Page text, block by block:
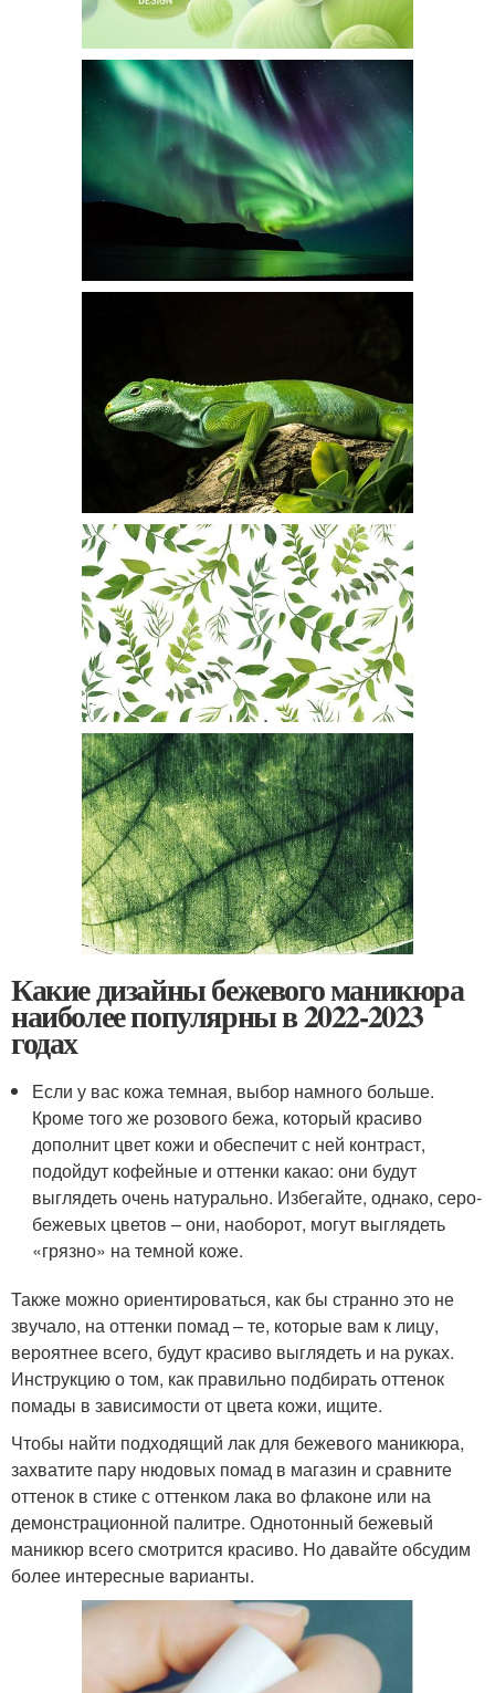
Какие дизайны бежевого маникюра
наиболее популярны в 2022-2023
годах
Если у вас кожа темная, выбор намного больше.
Кроме того же розового бежа, который красиво
дополнит цвет кожи и обеспечит с ней контраст,
подойдут кофейные и оттенки какао: они будут
выглядеть очень натурально. Избегайте, однако, серо-
бежевых цветов – они, наоборот, могут выглядеть
«грязно» на темной коже.
Также можно ориентироваться, как бы странно это не
звучало, на оттенки помад – те, которые вам к лицу,
вероятнее всего, будут красиво выглядеть и на руках.
Инструкцию о том, как правильно подбирать оттенок
помады в зависимости от цвета кожи, ищите.
Чтобы найти подходящий лак для бежевого маникюра,
захватите пару нюдовых помад в магазин и сравните
оттенок в стике с оттенком лака во флаконе или на
демонстрационной палитре. Однотонный бежевый
маникюр всего смотрится красиво. Но давайте обсудим
более интересные варианты.